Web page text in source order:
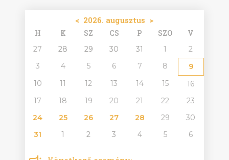
< 2026. augusztus >
H K SZ CS P SZO V
27 28 29 30 31 1
2
3
4 5 6 7 8
9
10
11 12 13 14 15
16
17
18 19 20 21 22
23
24
25 26 27 28 29
30
31
1 2 3 4 5 6